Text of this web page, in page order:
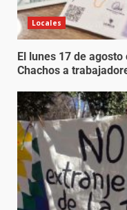
Locales
El lunes 17 de
Chachos a